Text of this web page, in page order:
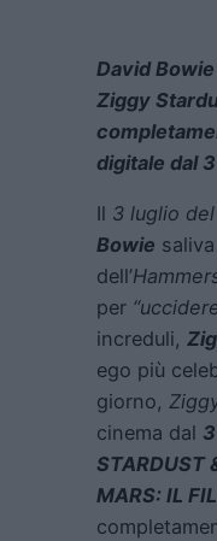
David
Ziggy
digitale dal
Il 3 luglio
Bowie
dell’
per
increduli,
ego più
giorno,
cinema dal
STARDUST
MARS: IL